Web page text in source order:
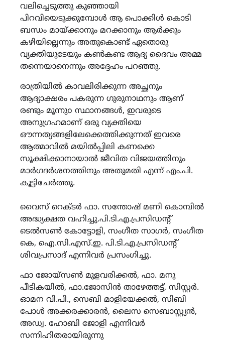
വലിച്ചെടുത്തു കുഞ്ഞായി
പിറവിയെടുക്കുമ്പോൾ ആ പൊക്കിൾ കൊടി
ബന്ധം മായ്ക്കാനും മറക്കാനും ആർക്കും
കഴിയില്ലെന്നും അതുകൊണ്ട് ഏതൊരു
വ്യക്തിയുടേയും കൺകണ്ട ആദ്യ ദൈവം അമ്മ
തന്നെയാനെന്നും അദ്ദേഹം പറഞ്ഞു.
രാത്രിയിൽ കാവലിരിക്കുന്ന അച്ഛനും
ആദ്യാക്ഷരം പകരുന്ന ഗുരുനാഥനും ആണ്
രണ്ടും മൂന്നുo സ്ഥാനങ്ങൾ, ഇവരുടെ
അനുഗ്രഹമാണ് ഒരു വ്യക്തിയെ
ഔന്നത്യങ്ങളിലേക്കെത്തിക്കുന്നത് ഇവരെ
ആത്മാവിൽ മയിൽപ്പിലി കണക്കെ
സൂക്ഷിക്കാനായാൽ ജീവിത വിജയത്തിനും
മാർഗദർശനത്തിനും അതുമതി എന്ന് എം.പി.
കൂട്ടിചേർത്തു.
വൈസ് റെക്ടർ ഫാ. സന്തോഷ് മണി കൊമ്പിൽ
അദ്ധ്യക്ഷത വഹിച്ചു.പി.ടി.എ.പ്രസിഡന്‍റ്
ടെൽസൺ കോട്ടോളി, സംഗീത സാഗർ, സംഗീത
കെ, ഐ.സി.എസ്.ഇ. പി.ടി.എ.പ്രസിഡന്‍റ്
ശിവപ്രസാദ് എന്നിവർ പ്രസംഗിച്ചു.
ഫാ ജോയ്സൺ മുളവരിക്കൽ, ഫാ. മനു
പീടികയിൽ, ഫാ.ജോസിൻ താഴേത്തട്ട്, സിസ്റ്റർ.
ഓമന വി.പി., സെബി മാളിയേക്കൽ, സിബി
പോൾ അക്കരക്കാരൻ, ലൈസ സെബാസ്റ്റ്യൻ,
അഡ്വ. ഹോബി ജോളി എന്നിവർ
സന്നിഹിതരായിരുന്നു